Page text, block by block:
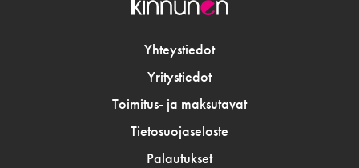
Yhteystiedot
Yritystiedot
Toimitus- ja maksutavat
Tietosuojaseloste
Palautukset